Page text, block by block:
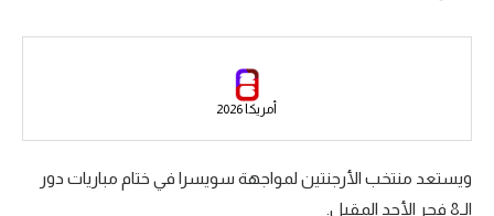
الدوري الإنجليزي
رياضات أخرى
أمريكا 2026
ويستعد منتخب الأرجنتين لمواجهة سويسرا في ختام مباريات دور
الـ8 فجر الأحد المقبل.